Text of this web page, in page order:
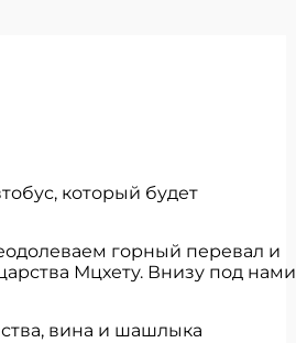
который будет
горный перевал и
Мцхету. Внизу под нами
вина и шашлыка